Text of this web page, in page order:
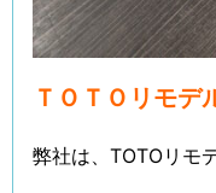
ＴＯＴＯリモデ
弊社は、TOTOリモ